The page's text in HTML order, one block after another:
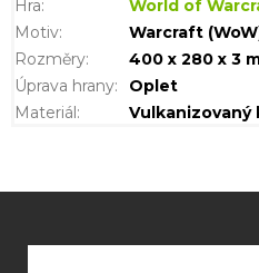
Hra:
World of
Motiv:
Warcraft
Rozměry:
400 x 280 x 3
Úprava hrany:
Oplet
Materiál: Vulkanizovaný